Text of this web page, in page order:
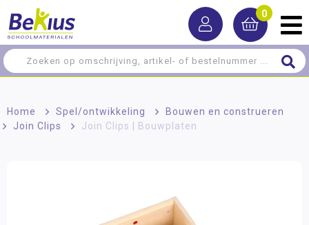
0
Home > Spel/ontwikkeling > Bouwen en construeren
Join Clips
> Join Clips | Bouwplaten